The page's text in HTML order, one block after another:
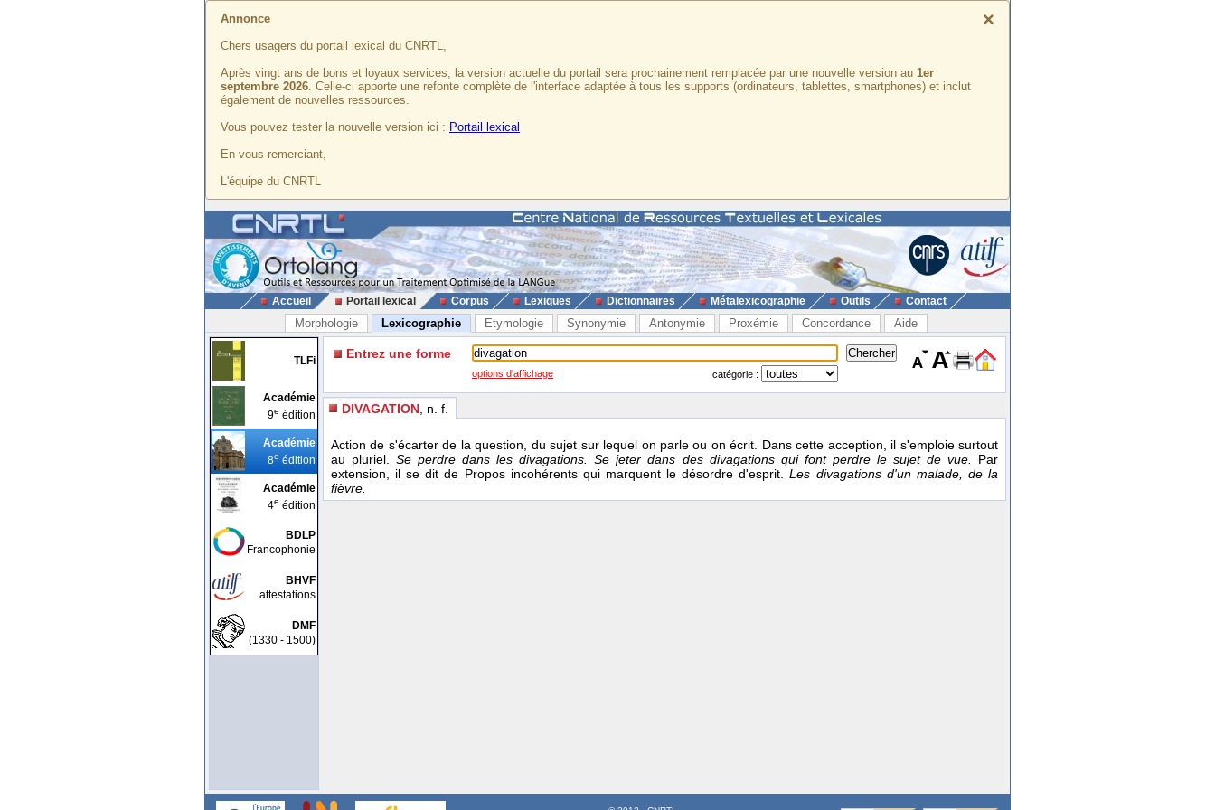
×
Annonce
Chers usagers du portail lexical du CNRTL,
Après vingt ans de bons et loyaux services, la version actuelle du portail sera prochainement remplacée par une nouvelle version au 1er
septembre 2026. Celle-ci apporte une refonte complète de l'interface adaptée à tous les supports (ordinateurs, tablettes, smartphones) et inclut
également de nouvelles ressources.
Vous pouvez tester la nouvelle version ici : Portail lexical
En vous remerciant,
L'équipe du CNRTL
Accueil Portail lexical Corpus Lexiques Dictionnaires Métalexicographie Outils Contact
Morphologie Lexicographie Etymologie Synonymie Antonymie Proxémie Concordance Aide
TLFi
Académie
9e édition
Académie
8e édition
Académie
4e édition
BDLP
Francophonie
BHVF
attestations
DMF
(1330 - 1500)
Entrez une forme
options d'affichage catégorie :
DIVAGATION , n. f.
Action de s'écarter de la question, du sujet sur lequel on parle ou on écrit. Dans cette acception, il s'emploie surtout
au pluriel.Se perdre dans les divagations. Se jeter dans des divagations qui font perdre le sujet de vue. Par
extension, il se dit de Propos incohérents qui marquent le désordre d'esprit.Les divagations d'un malade, de la
fièvre.